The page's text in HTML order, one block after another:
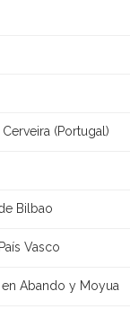
(Portugal)
Bilbao
Vasco
en Abando y Moyua